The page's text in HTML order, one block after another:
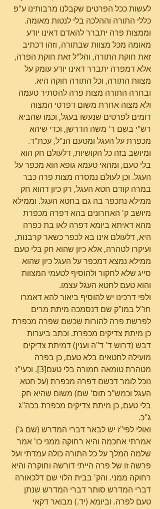
לעשות ככל הפרטים שקבלנו מרבותינו ע"פ
כללי התורה וההלכה בלי לנטות מאומה.
וממצות פרה יתברר להאדם דאינו יודע
מאומה מכל מצוות שבתורה, וזהו דכתיב
זאת חוקת התורה, והל"ל זאת חוקת הפרה,
אלא דמפרה יתברר דאינו יודע עומק על
מצוות התורה, וכל התורה חוקה היא.
ובחרה התורה מצות פרה להסתיר טעמה
ולא מצוה אחרת משום דפרטי המצוה
דומים לפרטים שנעשו בעגל, וכמו שהביא
רש"י בשם ר' משה הדרשן, וכדי שיהא
מכפרת על העגל ומטעם הנ"ל, עכת"ד.
ומיושב בזה כל הקושיות, דלעולם חק הוא
בלי טעם, ומהאי טעמא גופא הוא מכפר על
העגל. וכן לעולם נמסרה מצות פרה כבר
במרה קודם חטא העגל, רק כיון דהוא חק
ממילא נתכפר בה גם בחטא העגל. וממילא
מיושב ק' האחרונים בהא דפרה מכפרת
מהא דאיתא ביומא דפרה לאו בת כפרה
היא, דלעולם אינו בא לכפר כשאר קרבנות,
ועיקרו לטהרה, אלא כיון שהוא חק בלי טעם
ממילא נמצא דמכפר על העגל כיון שהוא
סייג שלא לחקור ולהוסיף לטעמי המצוות
והוא טעם לחטא העגל עצמו.
ולפי דרכינו יש להוסיף ביאור להא דאמרו
חז"ל במו"ק שם דנסמכה מיתת מרים
לפרשת פרה להורות שכשם שפרה מכפרת
כן מיתת צדיקים מכפרת. וכתב ביערות
דבש (דרוש ד' ד"ה וענין) דמיתת צדיקים
מועילה לחטאים בלא טעם, כן בפרה
מטהרת טומאה חמורה בלי טעם[3]. וכעי"ז
נוכל לומר דכשם דפרה מכפרת (על חטא
העגל וכמש"כ תוס' שם) משום שהיא חק
בלי טעם, כן מיתת צדיקים מכפרת בכה"ג
ג"כ.
ואולי לפי"ז יש לבאר דברי המדרש (שם ג')
אמרתי אחכמה והיא רחוקה ממני כו' אמר
שלמה המלך על כל התורה כולה עמדתי ועל
פרשה זו של פרה הייתי דורשה וחוקרה והיא
רחוקה ממני. והק' בבית הלוי שם דלכאורה
דברי המדרש סותר דברי המדרש שנתן
טעם לפרה. וביומא (יד.) מבואר דקאי